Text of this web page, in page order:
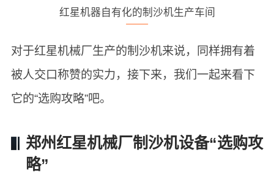
红星机器自有化的制沙机生产车间
对于红星机械厂生产的制沙机来说，同样拥有着
被人交口称赞的实力，接下来，我们一起来看下
它的“选购攻略”吧。
郑州红星机械厂制沙机设备“选购攻
略”